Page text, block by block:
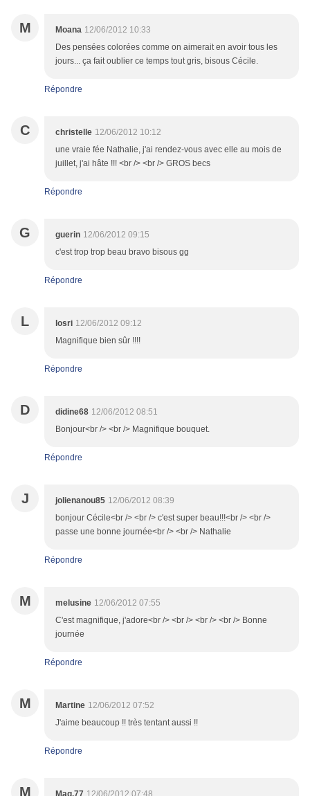
M Moana 12/06/2012 10:33
Des pensées colorées comme on aimerait en avoir tous les
jours... ça fait oublier ce temps tout gris, bisous Cécile.
Répondre
C christelle 12/06/2012 10:12
une vraie fée Nathalie, j'ai rendez-vous avec elle au mois de
juillet, j'ai hâte !!! <br /> <br /> GROS becs
Répondre
G guerin 12/06/2012 09:15
c'est trop trop beau bravo bisous gg
Répondre
L losri 12/06/2012 09:12
Magnifique bien sûr !!!!
Répondre
D didine68 12/06/2012 08:51
Bonjour<br /> <br /> Magnifique bouquet.
Répondre
J jolienanou85 12/06/2012 08:39
bonjour Cécile<br /> <br /> c'est super beau!!!<br /> <br />
passe une bonne journée<br /> <br /> Nathalie
Répondre
M melusine 12/06/2012 07:55
C'est magnifique, j'adore<br /> <br /> <br /> <br /> Bonne
journée
Répondre
M Martine 12/06/2012 07:52
J'aime beaucoup !! très tentant aussi !!
Répondre
M Mag.77 12/06/2012 07:48